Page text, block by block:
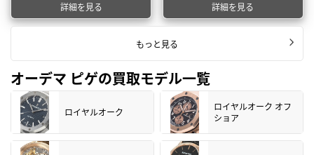
詳細を見る 詳細を見る
もっと見る
オーデマ ピゲの買取モデル一覧
ロイヤルオーク
ロイヤルオーク オフ
ショア